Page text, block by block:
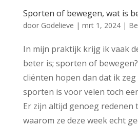
Sporten of bewegen, wat is
door Godelieve | mrt 1, 2024|
In mijn praktijk krijg ik vaak
beter is; sporten of
cliënten hopen dan dat ik
sporten is voor velen toch
Er zijn altijd genoeg redenen
waarom ze deze week echt